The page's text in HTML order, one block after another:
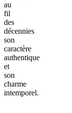
au
fil
des
décennies
son
caractère
authentique
et
son
charme
intemporel.